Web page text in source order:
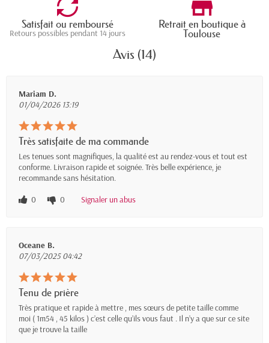
Satisfait ou remboursé
Retours possibles pendant 14 jours
Retrait en boutique à
Toulouse
Avis (14)
Mariam D.
01/04/2026 13:19
Très satisfaite de ma commande
Les tenues sont magnifiques, la qualité est au rendez-vous et tout est
conforme. Livraison rapide et soignée. Très belle expérience, je
recommande sans hésitation.
0
0 Signaler un abus
Oceane B.
07/03/2025 04:42
Tenu de prière
Très pratique et rapide à mettre , mes sœurs de petite taille comme
moi ( 1m54 , 45 kilos ) c’est celle qu’ils vous faut . Il n’y a que sur ce site
que je trouve la taille